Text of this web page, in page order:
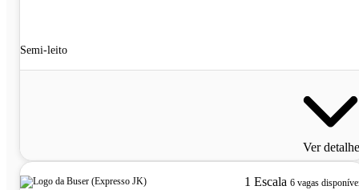
Semi-leito
Ver
1 Escala 6 vagas